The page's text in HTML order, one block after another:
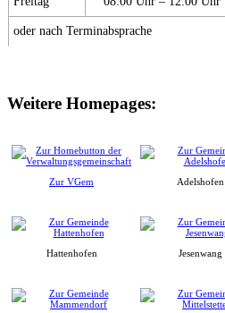
oder nach Terminabsprache
Weitere Homepages:
Zur VGem Adelshofen
Hattenhofen Jesenwang